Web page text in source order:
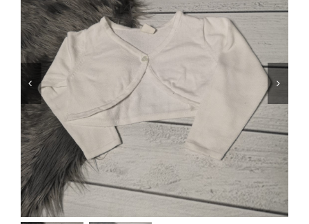
Jungen
Mädchen
Accesoires
Schuhe / Socken
Spielzeug